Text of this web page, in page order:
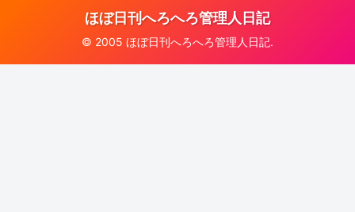
ほぼ日刊へろへろ管理人日記
© 2005 ほぼ日刊へろへろ管理人日記.